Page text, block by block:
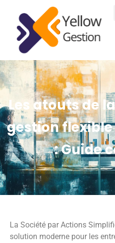
Les atouts de
gestion
: Guide
La Société par Actions
solution moderne pour les